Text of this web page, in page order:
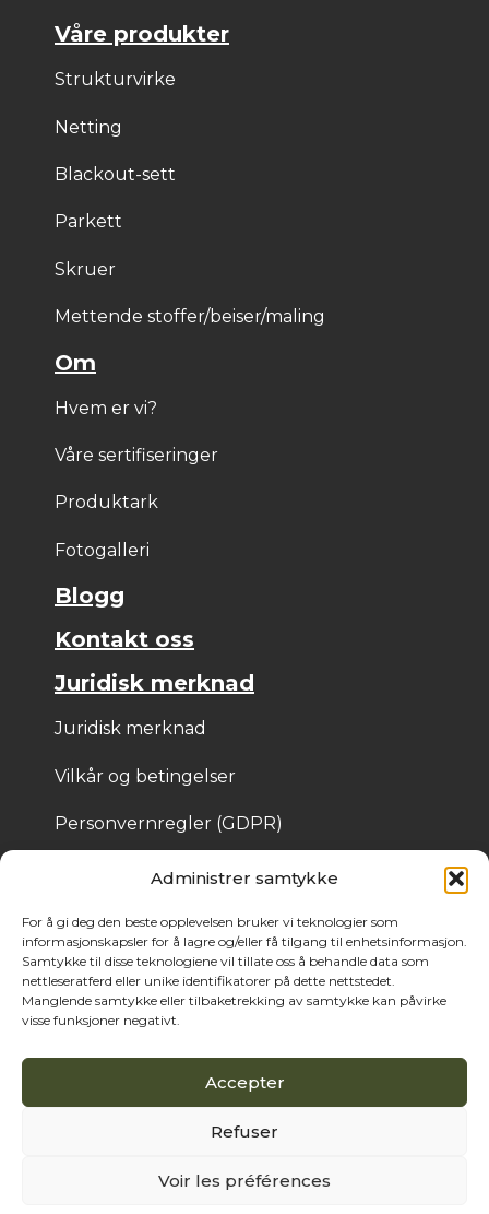
Administrer samtykke
For å gi deg den beste opplevelsen bruker vi teknologier som
informasjonskapsler for å lagre og/eller få tilgang til enhetsinformasjon.
Samtykke til disse teknologiene vil tillate oss å behandle data som
nettleseratferd eller unike identifikatorer på dette nettstedet.
Manglende samtykke eller tilbaketrekking av samtykke kan påvirke
visse funksjoner negativt.
Accepter
Refuser
Voir les préférences
Våre produkter
Strukturvirke
Netting
Blackout-sett
Parkett
Skruer
Mettende stoffer/beiser/maling
Om
Hvem er vi?
Våre sertifiseringer
Produktark
Fotogalleri
Blogg
Kontakt oss
Juridisk merknad
Juridisk merknad
Vilkår og betingelser
Personvernregler (GDPR)
Informasjonskapsler
© 2025 Bois de Pologne – Laget av Cassandre
Thibaut